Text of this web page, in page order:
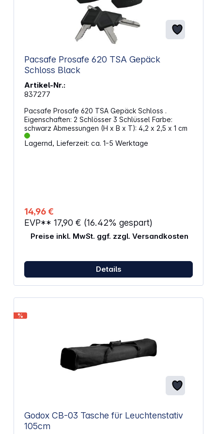
Pacsafe Prosafe 620 TSA Gepäck
Schloss Black
Artikel-Nr.:
837277
Pacsafe Prosafe 620 TSA Gepäck Schloss .
Eigenschaften: 2 Schlösser 3 Schlüssel Farbe:
schwarz Abmessungen (H x B x T): 4,2 x 2,5 x 1 cm
Lagernd, Lieferzeit: ca. 1-5 Werktage
14,96 €
EVP** 17,90 € (16.42% gespart)
Preise inkl. MwSt. ggf. zzgl. Versandkosten
Details
%
Godox CB-03 Tasche für Leuchtenstativ
105cm